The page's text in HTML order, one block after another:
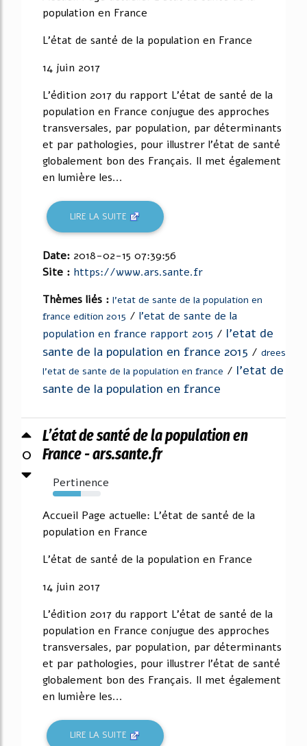
population en France
L'état de santé de la population en France
14 juin 2017
L'édition 2017 du rapport L'état de santé de la
population en France conjugue des approches
transversales, par population, par déterminants
et par pathologies, pour illustrer l'état de santé
globalement bon des Français. Il met également
en lumière les...
LIRE LA SUITE
Date: 2018-02-15 07:39:56
Site : https://www.ars.sante.fr
Thèmes liés : l'etat de sante de la population en
france edition 2015 / l'etat de sante de la
population en france rapport 2015 / l'etat de
sante de la population en france 2015 / drees
l'etat de sante de la population en france / l'etat de
sante de la population en france
0
L’état de santé de la population en
France - ars.sante.fr
Pertinence
58%
Accueil Page actuelle: L'état de santé de la
population en France
L'état de santé de la population en France
14 juin 2017
L'édition 2017 du rapport L'état de santé de la
population en France conjugue des approches
transversales, par population, par déterminants
et par pathologies, pour illustrer l'état de santé
globalement bon des Français. Il met également
en lumière les...
LIRE LA SUITE